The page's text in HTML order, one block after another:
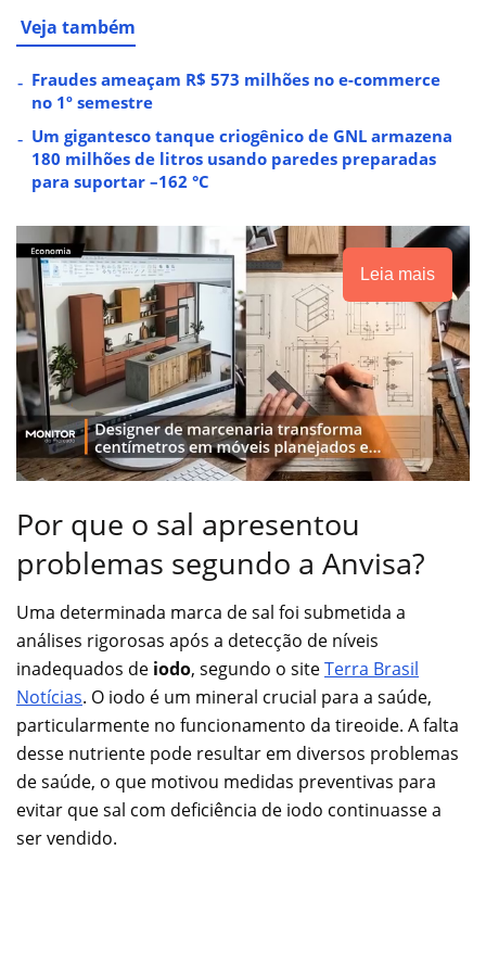
Veja também
Fraudes ameaçam R$ 573 milhões no e-commerce
no 1º semestre
Um gigantesco tanque criogênico de GNL armazena
180 milhões de litros usando paredes preparadas
para suportar –162 °C
Leia mais
Por que o sal apresentou
problemas segundo a Anvisa?
Uma determinada marca de sal foi submetida a
análises rigorosas após a detecção de níveis
inadequados de iodo, segundo o siteTerra Brasil
Notícias. O iodo é um mineral crucial para a saúde,
particularmente no funcionamento da tireoide. A falta
desse nutriente pode resultar em diversos problemas
de saúde, o que motivou medidas preventivas para
evitar que sal com deficiência de iodo continuasse a
ser vendido.